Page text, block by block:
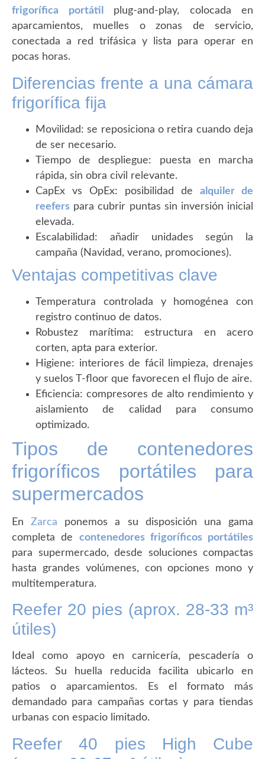
frigorífica portátil
plug-and-play, colocada en
aparcamientos, muelles o zonas de servicio,
conectada a red trifásica y lista para operar en
pocas horas.
Diferencias frente a una cámara
frigorífica fija
Movilidad: se reposiciona o retira cuando deja
de ser necesario.
Tiempo de despliegue: puesta en marcha
rápida, sin obra civil relevante.
CapEx vs OpEx: posibilidad de alquiler de
reefers para cubrir puntas sin inversión inicial
elevada.
Escalabilidad: añadir unidades según la
campaña (Navidad, verano, promociones).
Ventajas competitivas clave
Temperatura controlada y homogénea con
registro continuo de datos.
Robustez marítima: estructura en acero
corten, apta para exterior.
Higiene: interiores de fácil limpieza, drenajes
y suelos T-floor que favorecen el flujo de aire.
Eficiencia: compresores de alto rendimiento y
aislamiento de calidad para consumo
optimizado.
Tipos de contenedores
frigoríficos portátiles para
supermercados
EnZarca ponemos a su disposición una gama
completa de contenedores frigoríficos portátiles
para supermercado, desde soluciones compactas
hasta grandes volúmenes, con opciones mono y
multitemperatura.
Reefer 20 pies (aprox. 28-33 m³
útiles)
Ideal como apoyo en carnicería, pescadería o
lácteos. Su huella reducida facilita ubicarlo en
patios o aparcamientos. Es el formato más
demandado para campañas cortas y para tiendas
urbanas con espacio limitado.
Reefer 40 pies High Cube